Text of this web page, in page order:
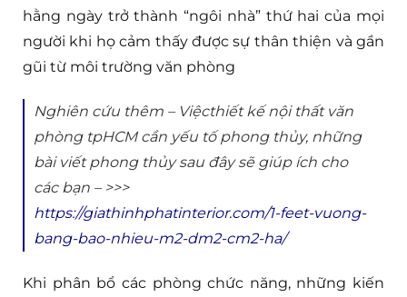
hằng ngày trở thành “ngôi nhà” thứ hai của mọi
người khi họ cảm thấy được sự thân thiện và gần
gũi từ môi trường văn phòng
Nghiên cứu thêm – Việcthiết kế nội thất văn
phòng tpHCM cần yếu tố phong thủy, những
bài viết phong thủy sau đây sẽ giúp ích cho
các bạn – >>>
https://giathinhphatinterior.com/1-feet-vuong-
bang-bao-nhieu-m2-dm2-cm2-ha/
Khi phân bổ các phòng chức năng, những kiến